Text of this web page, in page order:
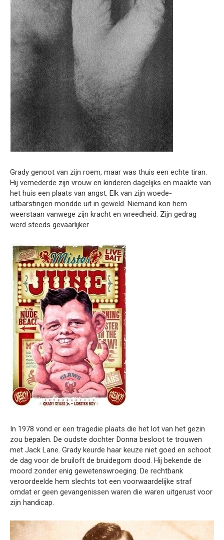
Grady genoot van zijn roem, maar was thuis een echte tiran.
Hij vernederde zijn vrouw en kinderen dagelijks en maakte van
het huis een plaats van angst. Elk van zijn woede-
uitbarstingen mondde uit in geweld. Niemand kon hem
weerstaan vanwege zijn kracht en wreedheid. Zijn gedrag
werd steeds gevaarlijker.
In 1978 vond er een tragedie plaats die het lot van het gezin
zou bepalen. De oudste dochter Donna besloot te trouwen
met Jack Lane. Grady keurde haar keuze niet goed en schoot
de dag voor de bruiloft de bruidegom dood. Hij bekende de
moord zonder enig gewetenswroeging. De rechtbank
veroordeelde hem slechts tot een voorwaardelijke straf
omdat er geen gevangenissen waren die waren uitgerust voor
zijn handicap.